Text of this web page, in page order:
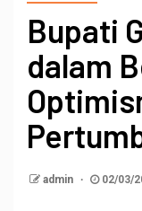
Bupati
dalam
admin 02/03/